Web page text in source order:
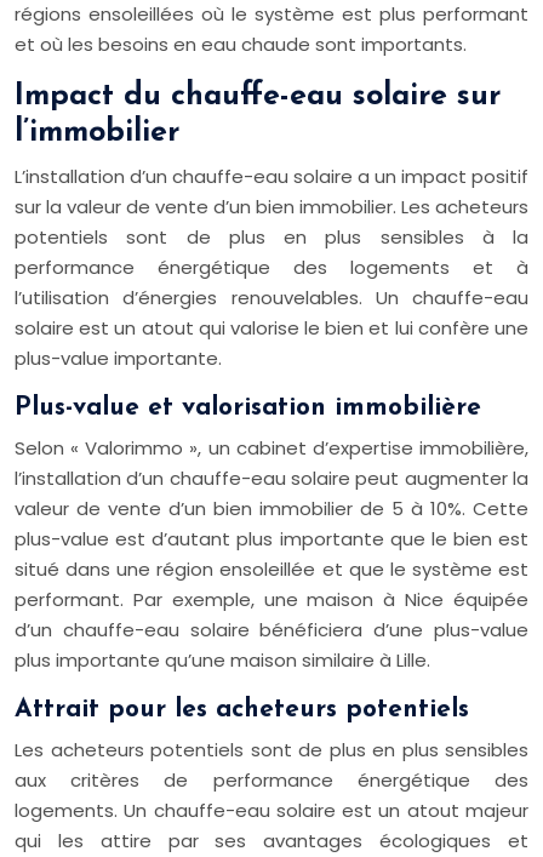
régions ensoleillées où le système est plus performant
et où les besoins en eau chaude sont importants.
Impact du chauffe-eau solaire sur
l’immobilier
L’installation d’un chauffe-eau solaire a un impact positif
sur la valeur de vente d’un bien immobilier. Les acheteurs
potentiels sont de plus en plus sensibles à la
performance énergétique des logements et à
l’utilisation d’énergies renouvelables. Un chauffe-eau
solaire est un atout qui valorise le bien et lui confère une
plus-value importante.
Plus-value et valorisation immobilière
Selon « Valorimmo », un cabinet d’expertise immobilière,
l’installation d’un chauffe-eau solaire peut augmenter la
valeur de vente d’un bien immobilier de 5 à 10%. Cette
plus-value est d’autant plus importante que le bien est
situé dans une région ensoleillée et que le système est
performant. Par exemple, une maison à Nice équipée
d’un chauffe-eau solaire bénéficiera d’une plus-value
plus importante qu’une maison similaire à Lille.
Attrait pour les acheteurs potentiels
Les acheteurs potentiels sont de plus en plus sensibles
aux critères de performance énergétique des
logements. Un chauffe-eau solaire est un atout majeur
qui les attire par ses avantages écologiques et